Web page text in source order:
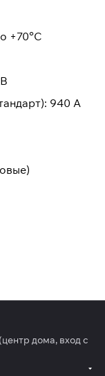
+70°C
940 A
дома, вход с